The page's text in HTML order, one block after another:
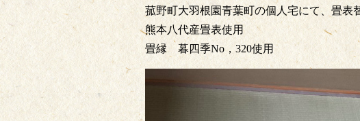
菰野町大羽根園青葉町の個人宅にて、畳表
熊本八代産畳表使用
畳縁 暮四季No，320使用